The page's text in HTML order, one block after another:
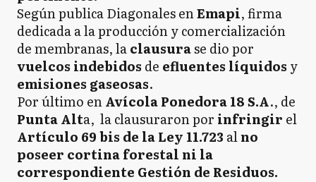
Según publica Diagonales enEmapi, firma
dedicada a la producción y comercialización
de membranas, laclausurase dio por
vuelcos indebidos de efluentes líquidos y
emisiones gaseosas.
Por último enAvícola Ponedora 18 S.A., de
Punta Alta, la clausuraron por infringir el
Artículo 69 bis de la Ley 11.723 alno
poseer cortina forestal ni la
correspondiente Gestión de Residuos.